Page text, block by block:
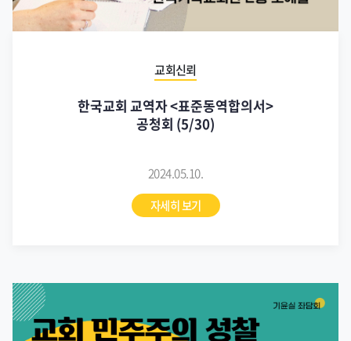
교회신뢰
한국교회 교역자 <표준동역합의서>
공청회 (5/30)
2024.05.10.
자세히 보기